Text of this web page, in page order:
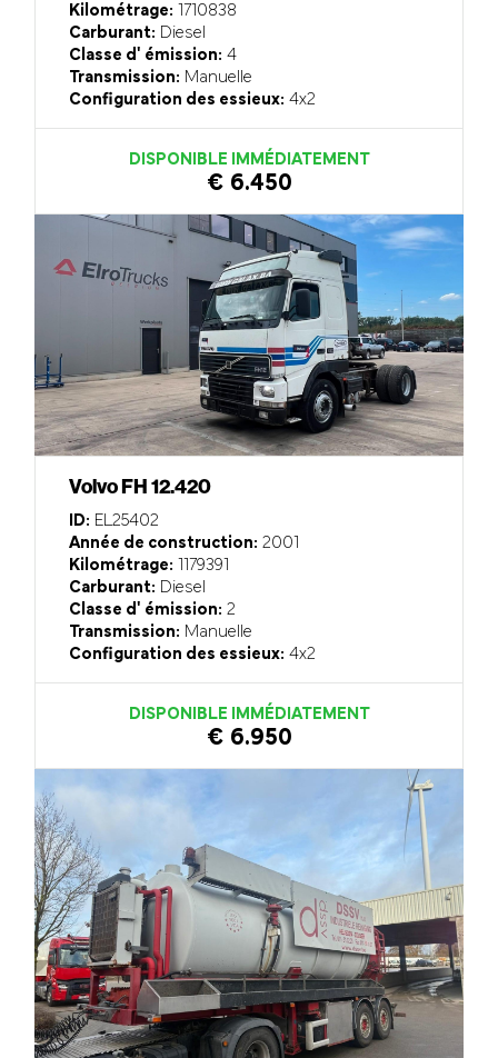
Kilométrage: 1710838
Carburant: Diesel
Classe d' émission: 4
Transmission: Manuelle
Configuration des essieux: 4x2
DISPONIBLE IMMÉDIATEMENT
€ 6.450
Volvo FH 12.420
ID: EL25402
Année de construction: 2001
Kilométrage: 1179391
Carburant: Diesel
Classe d' émission: 2
Transmission: Manuelle
Configuration des essieux: 4x2
DISPONIBLE IMMÉDIATEMENT
€ 6.950